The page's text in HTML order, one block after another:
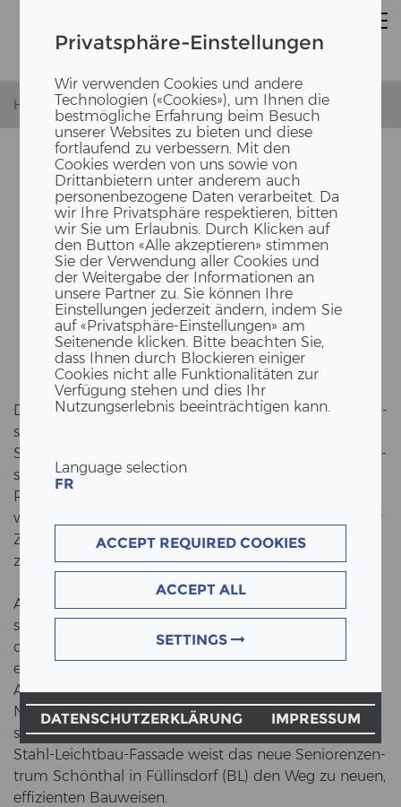
Privatsphäre-Einstellungen
Wir verwenden Cookies und andere
Technologien («Cookies»), um Ihnen die
bestmögliche Erfahrung beim Besuch
unserer Websites zu bieten und diese
fortlaufend zu verbessern. Mit den
Cookies werden von uns sowie von
Drittanbietern unter anderem auch
personenbezogene Daten verarbeitet. Da
wir Ihre Privatsphäre respektieren, bitten
wir Sie um Erlaubnis. Durch Klicken auf
den Button «Alle akzeptieren» stimmen
Sie der Verwendung aller Cookies und
der Weitergabe der Informationen an
unsere Partner zu. Sie können Ihre
Einstellungen jederzeit ändern, indem Sie
auf «Privatsphäre-Einstellungen» am
Seitenende klicken. Bitte beachten Sie,
dass Ihnen durch Blockieren einiger
Cookies nicht alle Funktionalitäten zur
Verfügung stehen und dies Ihr
Nutzungserlebnis beeinträchtigen kann.
Language selection
FR
ACCEPT REQUIRED COOKIES
ACCEPT ALL
SETTINGS
DATENSCHUTZERKLÄRUNG IMPRESSUM
Homepage News Zwei Fassaden an einem Tag
ZWEI FAS­SA­DEN AN EINEM
TAG!
Die Dop­pel­haut­fas­sa­de vom Bio­zen­trum Basel - rea­li­
siert in Ko­ope­ra­ti­on von ERNE und AEPLI Me­tall­bau.
Schall­schutz, hohe Wär­me­däm­mung, de­zen­tra­le Fas­
sa­den­lüf­tungs­an­la­ge sind die The­men über die, uns
Roman Aepli in­for­mie­ren wird. Er­fah­ren Sie mit uns,
wie es ihm und sei­nem Team ge­lang in­nert kür­zes­ter
Zeit die Dop­pel­haut­fas­sa­de von der Ent­wick­lung bis
zur Pro­duk­ti­on zu ver­wirk­li­chen.
Auch bau­li­che Er­wei­te­run­gen im lau­fen­den Be­trieb
stel­len immer eine Her­aus­for­de­rung dar. Be­son­ders
dann, wenn es sich auch noch um die Er­gän­zung
eines Se­nio­ren­hei­mes durch ein Hoch­haus han­delt.
Als Hy­brid­bau ge­win­nen wir nicht nur zu­sätz­li­che
Nutz­flä­che im Ver­gleich zum kon­ven­tio­nel­len Bau,
son­dern mit dem hohen Vor­fer­ti­gungs­grad in der
Stahl-​Leichtbau-Fassade weist das neue Se­nio­ren­zen­
trum Schön­thal in Fül­lins­dorf (BL) den Weg zu neuen,
ef­fi­zi­en­ten Bau­wei­sen.